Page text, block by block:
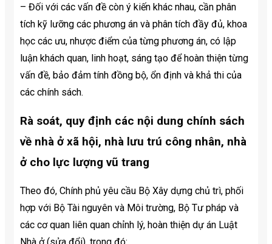
– Đối với các vấn đề còn ý kiến khác nhau, cần phân
tích kỹ lưỡng các phương án và phân tích đầy đủ, khoa
học các ưu, nhược điểm của từng phương án, có lập
luận khách quan, linh hoạt, sáng tạo để hoàn thiện từng
vấn đề, bảo đảm tính đồng bộ, ổn định và khả thi của
các chính sách.
Rà soát, quy định các nội dung chính sách
về nhà ở xã hội, nhà lưu trú công nhân, nhà
ở cho lực lượng vũ trang
Theo đó, Chính phủ yêu cầu Bộ Xây dựng chủ trì, phối
hợp với Bộ Tài nguyên và Môi trường, Bộ Tư pháp và
các cơ quan liên quan chỉnh lý, hoàn thiện dự án Luật